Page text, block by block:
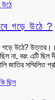
গড়ে উঠে ?
গড়ে উঠে?
না, বরং এটি ছিল
জাতির সম্মিলিত